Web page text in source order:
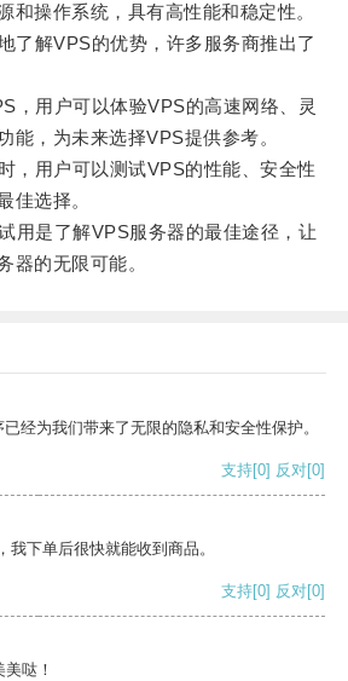
和操作系统，具有高性能和稳定性。
解VPS的优势，许多服务商推出了
用户可以体验VPS的高速网络、灵
能，为未来选择VPS提供参考。
用户可以测试VPS的性能、安全性
佳选择。
是了解VPS服务器的最佳途径，让
器的无限可能。
经为我们带来了无限的隐私和安全性保护。
支持[0] 反对[0]
我下单后很快就能收到商品。
支持[0] 反对[0]
哒！